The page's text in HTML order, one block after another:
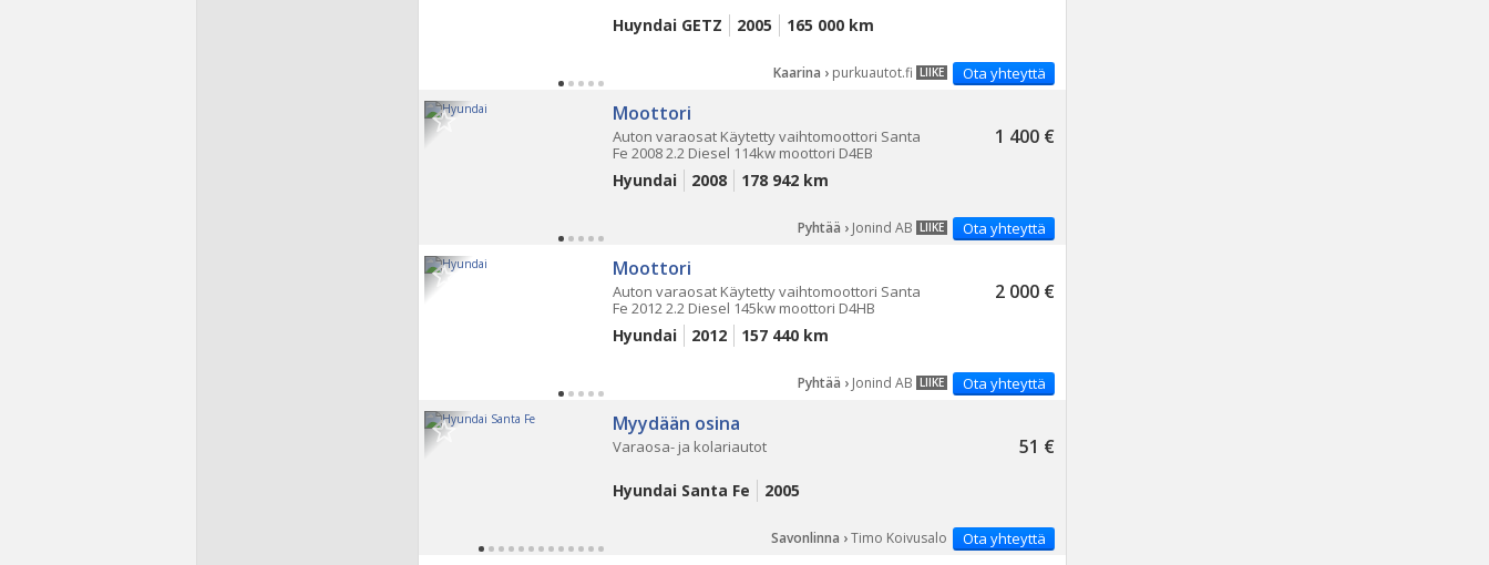
Huyndai GETZ 2005 165 000 km
Ota yhteyttä
LIIKE
Kaarina › purkuautot.fi
Moottori
1 400 €
Auton varaosat Käytetty vaihtomoottori Santa
Fe 2008 2.2 Diesel 114kw moottori D4EB
Hyundai 2008 178 942 km
Ota yhteyttä
LIIKE
Pyhtää › Jonind AB
Moottori
2 000 €
Auton varaosat Käytetty vaihtomoottori Santa
Fe 2012 2.2 Diesel 145kw moottori D4HB
Hyundai 2012 157 440 km
Ota yhteyttä
LIIKE
Pyhtää › Jonind AB
Myydään osina
51 €
Varaosa- ja kolariautot
Hyundai Santa Fe 2005
Ota yhteyttä
Savonlinna ›Timo Koivusalo